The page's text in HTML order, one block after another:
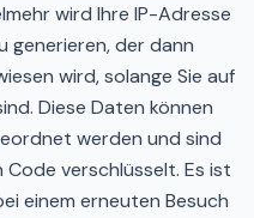
wird Ihre IP-Adresse
generieren, der dann
wird, solange Sie auf
Diese Daten können
werden und sind
verschlüsselt. Es ist
einem erneuten Besuch